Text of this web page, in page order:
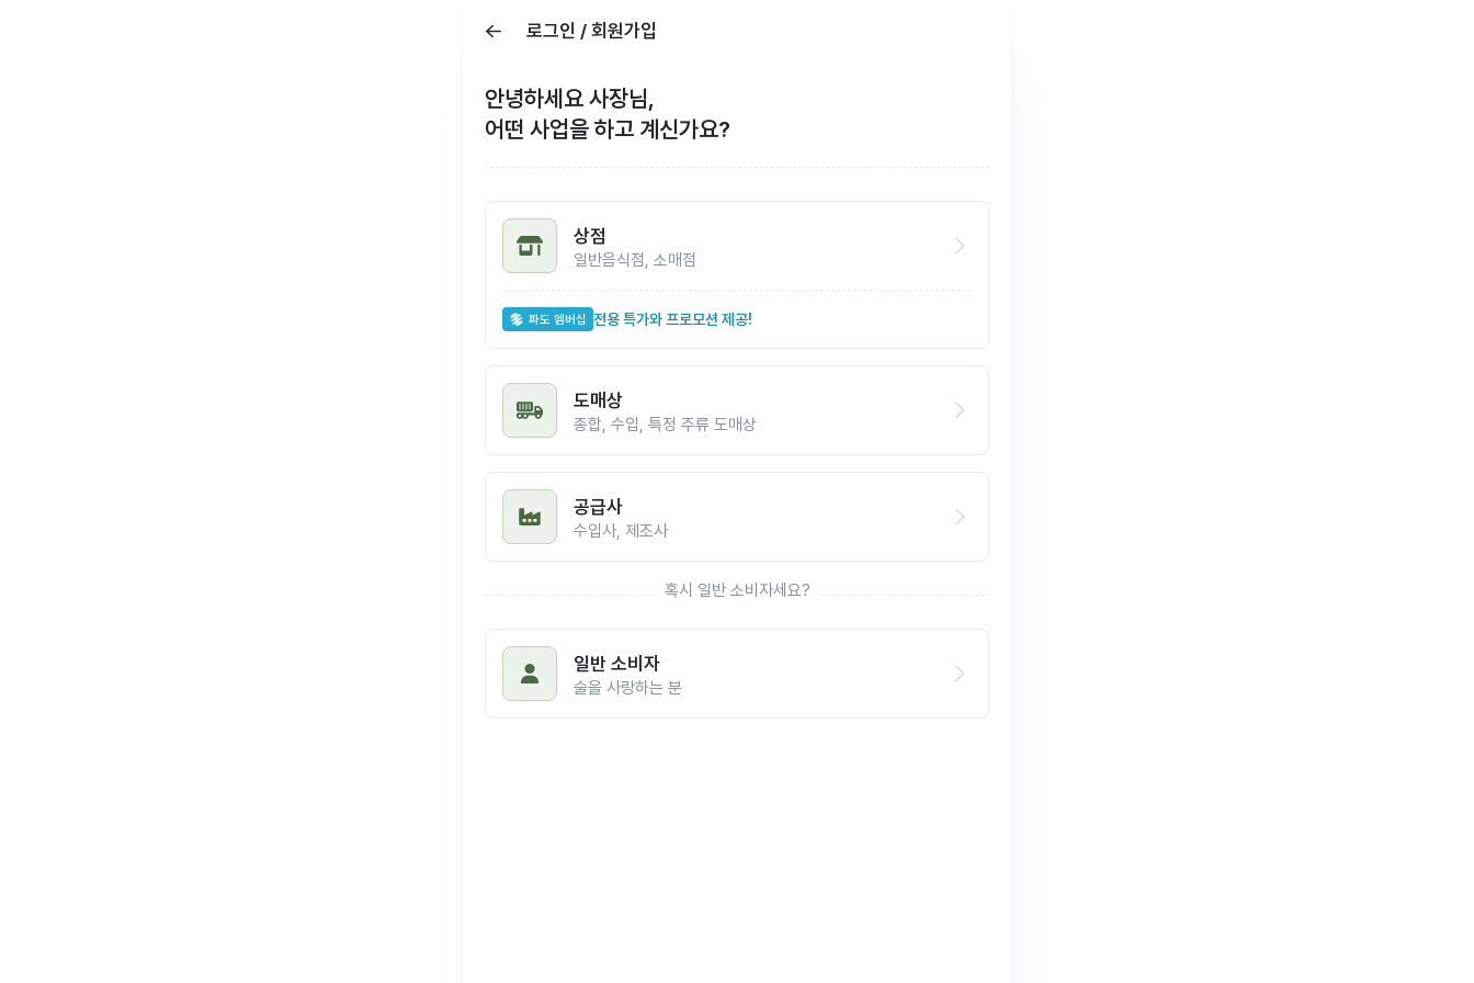
로그인 / 회원가입
안녕하세요 사장님,
어떤 사업을 하고 계신가요?
상점
일반음식점, 소매점
파도 멤버십 전용 특가와 프로모션 제공!
도매상
종합, 수입, 특정 주류 도매상
공급사
수입사, 제조사
혹시 일반 소비자세요?
일반 소비자
술을 사랑하는 분